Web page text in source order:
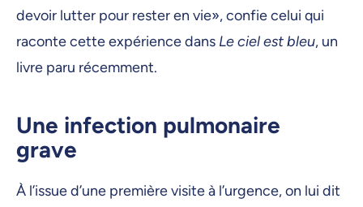
devoir lutter pour rester en vie», confie celui qui
raconte cette expérience dans Le ciel est bleu, un
livre paru récemment.
Une infection pulmonaire
grave
À l’issue d’une première visite à l’urgence, on lui dit